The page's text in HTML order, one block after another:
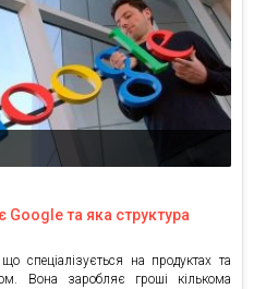
та яка структура
спеціалізується на продуктах та
Вона заробляє гроші кількома